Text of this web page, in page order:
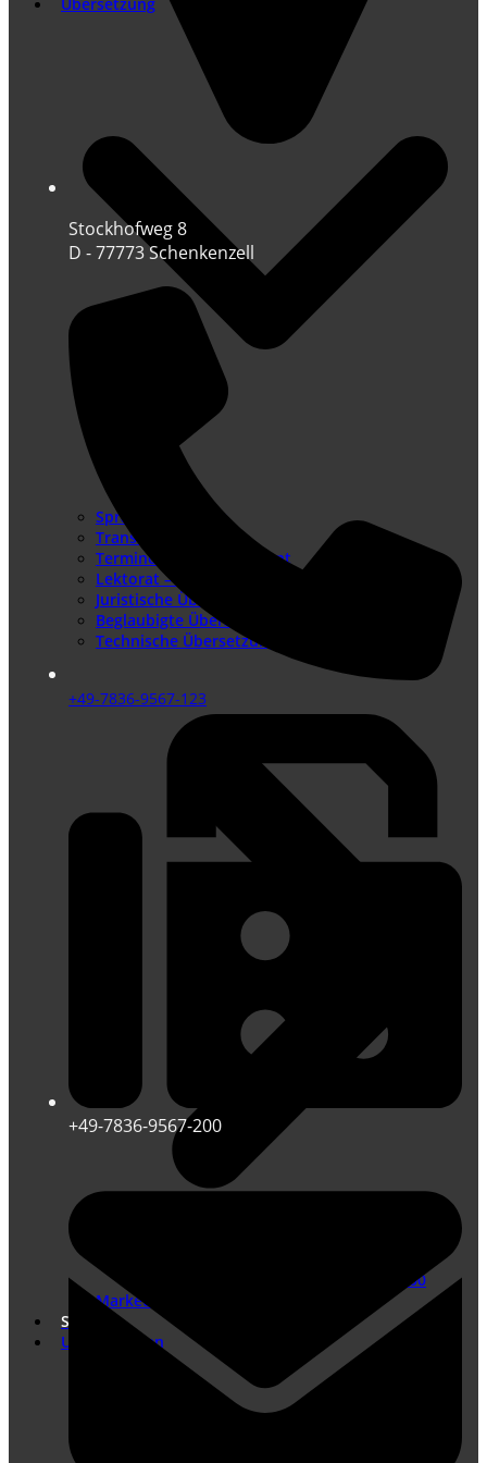
Übersetzung
Sprachenangebot
Translation Memory
Terminologiemanagement
Lektorat – Fremdsprachenlektorat
Juristische Übersetzungen
Beglaubigte Übersetzungen
Technische Übersetzungen
Übersetzungen nach DIN EN ISO 17100
Marketing Übersetzungen
Shop
Unternehmen
Stockhofweg 8
D - 77773 Schenkenzell
+49-7836-9567-123
+49-7836-9567-200